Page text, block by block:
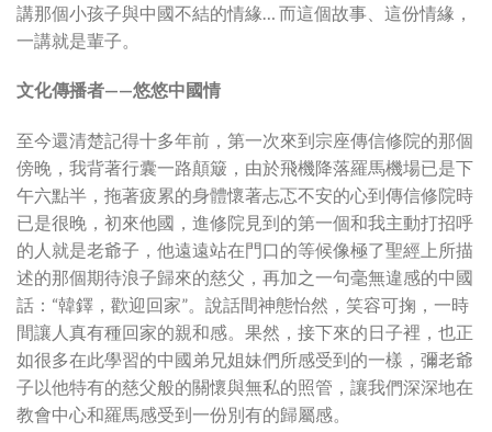
講那個小孩子與中國不結的情緣… 而這個故事、這份情緣，
一講就是輩子。
文化傳播者——悠悠中國情
至今還清楚記得十多年前，第一次來到宗座傳信修院的那個
傍晚，我背著行囊一路顛簸，由於飛機降落羅馬機場已是下
午六點半，拖著疲累的身體懷著忐忑不安的心到傳信修院時
已是很晚，初來他國，進修院見到的第一個和我主動打招呼
的人就是老爺子，他遠遠站在門口的等候像極了聖經上所描
述的那個期待浪子歸來的慈父，再加之一句毫無違感的中國
話：“韓鐸，歡迎回家”。說話間神態怡然，笑容可掬，一時
間讓人真有種回家的親和感。果然，接下來的日子裡，也正
如很多在此學習的中國弟兄姐妹們所感受到的一樣，彌老爺
子以他特有的慈父般的關懷與無私的照管，讓我們深深地在
教會中心和羅馬感受到一份別有的歸屬感。